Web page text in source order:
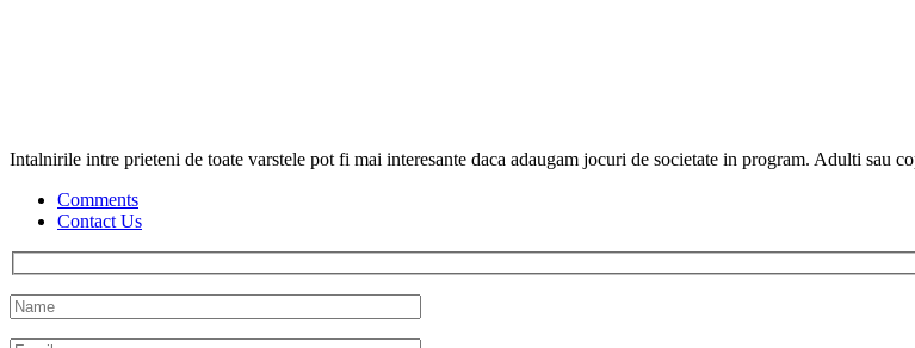
Intalnirile intre prieteni de toate varstele pot fi mai interesante daca adaugam jocuri de societate in program. Adulti sau
Comments
Contact Us